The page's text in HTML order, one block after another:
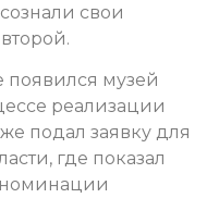
свои
появился музей
реализации
подал заявку для
где показал